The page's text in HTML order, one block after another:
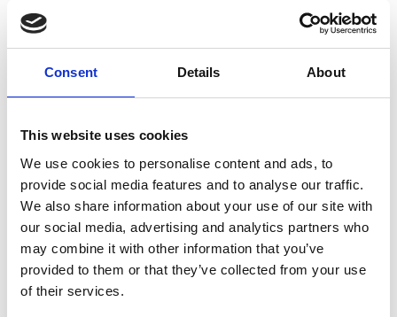
Consent Details About
This website uses cookies
We use cookies to personalise content and ads, to
provide social media features and to analyse our traffic.
We also share information about your use of our site with
our social media, advertising and analytics partners who
may combine it with other information that you’ve
provided to them or that they’ve collected from your use
of their services.
en bieden alles wat nodig is voor een ontspannen verblijf,
terwijl het echte buitengevoel gewoon blijft bestaan. De
kidsproof. De tenten hebben allemaal eigen sanitair en zijn
voorzien van echte bedden.
’s Ochtends wakker worden met het geluid van dieren op
de achtergrond, kinderen die meteen naar buiten rennen
om de pony’s te begroeten of samen ontbijten in de frisse
ochtendlucht, het hoort allemaal bij de charme van een
verblijf op de boerderij. Overdag is er van alles te beleven,
van dieren knuffelen tot pony- of alpaca-wandelingen, en
’s avonds is het heerlijk ontspannen bij de tent.